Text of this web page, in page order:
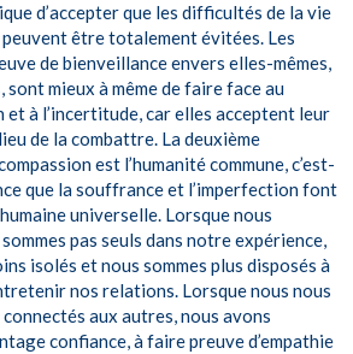
d’accepter que les difficultés de la vie
être totalement évitées. Les
de bienveillance envers elles-mêmes,
sont mieux à même de faire face au
à l’incertitude, car elles acceptent leur
de la combattre. La deuxième
est l’humanité commune, c’est-
que la souffrance et l’imperfection font
universelle. Lorsque nous
pas seuls dans notre expérience,
isolés et nous sommes plus disposés à
nos relations. Lorsque nous nous
aux autres, nous avons
confiance, à faire preuve d’empathie